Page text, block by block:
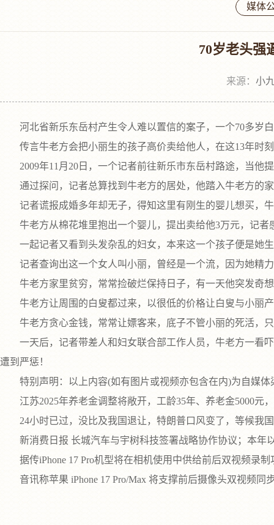
媒体
70岁老头强
来源： 小
河北省新乐东岳村产生令人难以置信的案子，一个70多岁
传言牛老方会把小丽生的孩子高价卖给他人，在这13年时
2009年11月20日，一个记者前往新乐市东岳村路途，当他
通过探问，记者总算找到牛老方的居处，他踏入牛老方的家
记者谎报成婚多年却无子，得知这里有刚生的婴儿想买，牛
牛老方从棉花堆里抱出一个婴儿，提出卖给他3万元，记者
一起记者又看到头发杂乱的妇女，本来这一个孩子便是她
记者查询出这一个女人叫小丽，曾经是一个流，因为她精力
牛老方家里贫穷，常常捡破烂保持日子，有一天他突发奇
牛老方让周围的白叟都过来，以很低的价格让白叟与小丽
牛老方贪心金钱，常常让嫖客来，底子不管小丽的死活，
一天后，记者带差人和妇女联合部工作人员，牛老方一看吓
遭到严惩！
特别声明：以上内容(如有图片或视频亦包含在内)为自媒体
江苏2025年养老金调整将敞开，工龄35年、养老金5000元
24小时已过，没比及我国退让，特朗普口风变了，等候我
新消费日报 长城汽车与宇树科技签署战略协作协议；本年
据传iPhone 17 Pro机型将在相机使用中供给前后双视频录制
音讯称苹果 iPhone 17 Pro/Max 将支撑前后摄像头双视频同